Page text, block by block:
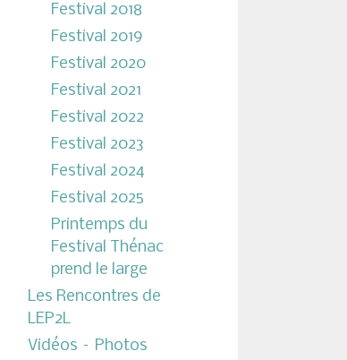
Festival 2018
Festival 2019
Festival 2020
Festival 2021
Festival 2022
Festival 2023
Festival 2024
Festival 2025
Printemps du
Festival Thénac
prend le large
Les Rencontres de
LEP2L
Vidéos – Photos